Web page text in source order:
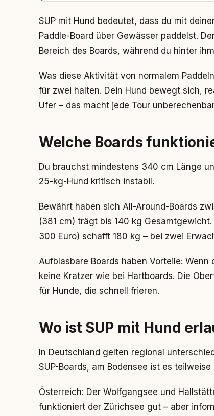
SUP mit Hund bedeutet, dass du mit
Paddle-Board über Gewässer paddelst.
Bereich des Boards, während du hinter
Was diese Aktivität von normalem
für zwei halten. Dein Hund bewegt sich,
Ufer – das macht jede Tour
Welche Boards
Du brauchst mindestens 340 cm Länge
25-kg-Hund kritisch instabil.
Bewährt haben sich All-Around-Boards
(381 cm) trägt bis 140 kg
300 Euro) schafft 180 kg – bei zwei
Aufblasbare Boards haben Vorteile:
keine Kratzer wie bei Hartboards. Die
für Hunde, die schnell frieren.
Wo ist SUP mit Hund
In Deutschland gelten regional
SUP-Boards, am Bodensee ist es teilweise
Österreich: Der Wolfgangsee und
funktioniert der Zürichsee gut – aber